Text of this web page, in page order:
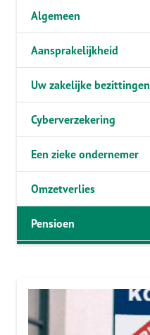
Algemeen
Aansprakelijkheid
Uw zakelijke bezittingen
Cyberverzekering
Een zieke ondernemer
Omzetverlies
Pensioen